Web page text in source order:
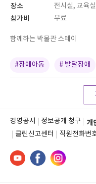
장소 전시실, 교육
참가비 무료
함께하는 박물관 스테이
#장애아동 # 발달장애
경영공시 정보공개 청구 개
클린신고센터
직원전화번